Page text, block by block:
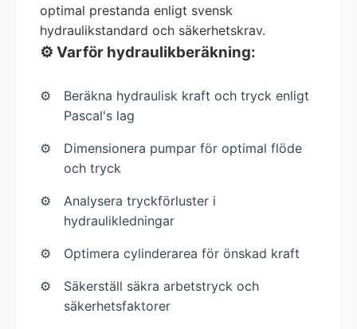
optimal prestanda enligt svensk
hydraulikstandard och säkerhetskrav.
⚙️ Varför hydraulikberäkning:
Beräkna hydraulisk kraft och tryck enligt
Pascal's lag
Dimensionera pumpar för optimal flöde
och tryck
Analysera tryckförluster i
hydraulikledningar
Optimera cylinderarea för önskad kraft
Säkerställ säkra arbetstryck och
säkerhetsfaktorer